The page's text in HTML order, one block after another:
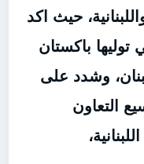
حيث اكد
توليها باكستان
وشدد على
التعاون